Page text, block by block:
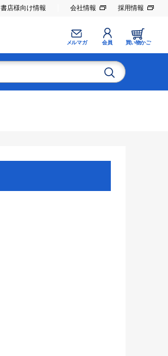
書店様向け情報 会社情報 採用情報
メルマガ 会員 買い物かご